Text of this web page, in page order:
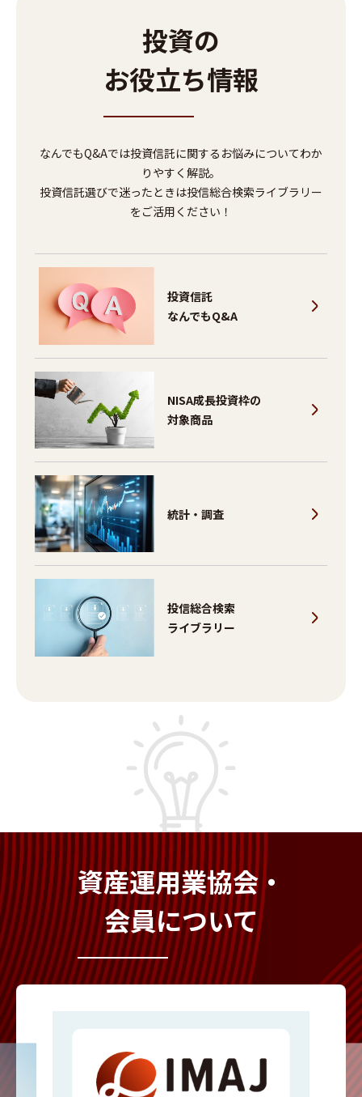
投資の
お役立ち情報
なんでもQ&Aでは投資信託に関するお悩みについてわか
りやすく解説。
投資信託選びで迷ったときは投信総合検索ライブラリー
をご活用ください！
投資信託
なんでもQ&A
NISA成長投資枠の
対象商品
統計・調査
投信総合検索
ライブラリー
資産運用業協会・
会員について